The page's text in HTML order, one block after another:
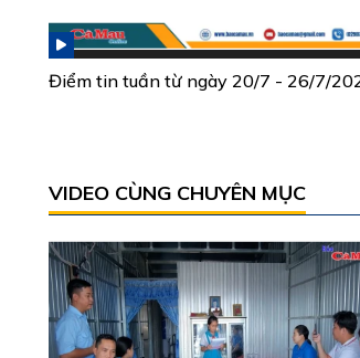
Điểm tin tuần từ ngày 20/7 - 26/7/
VIDEO CÙNG CHUYÊN MỤC